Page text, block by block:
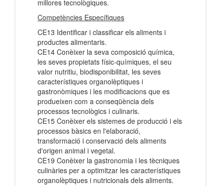
millores tecnològiques.
Competències Específiques
CE13 Identificar i classificar els aliments i
productes alimentaris.
CE14 Conèixer la seva composició química,
les seves propietats físic-químiques, el seu
valor nutritiu, biodisponibilitat, les seves
característiques organolèptiques i
gastronòmiques i les modificacions que es
produeixen com a conseqüència dels
processos tecnològics i culinaris.
CE15 Conèixer els sistemes de producció i els
processos bàsics en l'elaboració,
transformació i conservació dels aliments
d'origen animal i vegetal.
CE19 Conèixer la gastronomia i les tècniques
culinàries per a optimitzar les característiques
organolèptiques i nutricionals dels aliments.